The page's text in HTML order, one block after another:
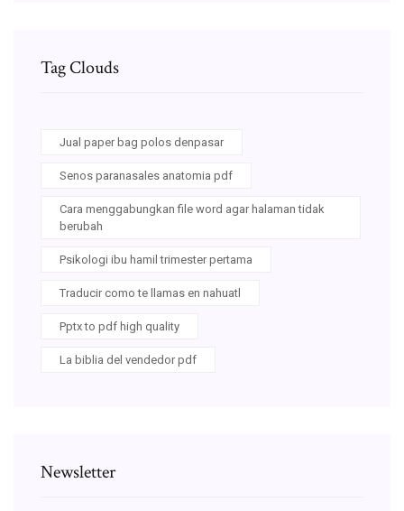
Tag Clouds
Jual paper bag polos denpasar
Senos paranasales anatomia pdf
Cara menggabungkan file word agar halaman tidak
berubah
Psikologi ibu hamil trimester pertama
Traducir como te llamas en nahuatl
Pptx to pdf high quality
La biblia del vendedor pdf
Newsletter